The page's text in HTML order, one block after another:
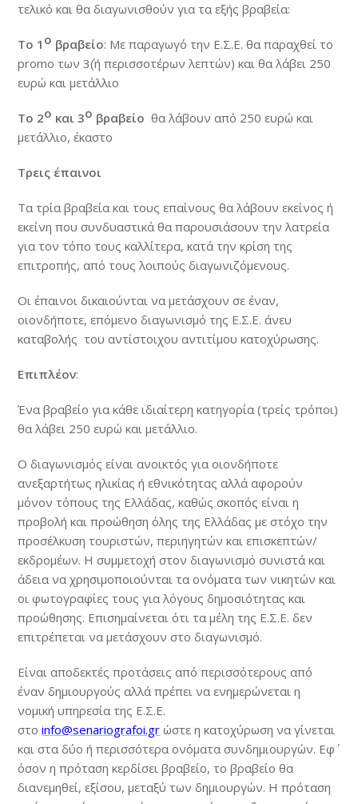
τελικό και θα διαγωνισθούν για τα εξής βραβεία:
Το 1 ο βραβείο: Με παραγωγό την Ε.Σ.Ε. θα παραχθεί το
promo των 3΄(ή περισσοτέρων λεπτών) και θα λάβει 250
ευρώ και μετάλλιο
Το 2ο και 3ο βραβείο θα λάβουν από 250 ευρώ και
μετάλλιο, έκαστο
Τρεις έπαινοι
Τα τρία βραβεία και τους επαίνους θα λάβουν εκείνος ή
εκείνη που συνδυαστικά θα παρουσιάσουν την λατρεία
για τον τόπο τους καλλίτερα, κατά την κρίση της
επιτροπής, από τους λοιπούς διαγωνιζόμενους.
Οι έπαινοι δικαιούνται να μετάσχουν σε έναν,
οιονδήποτε, επόμενο διαγωνισμό της Ε.Σ.Ε. άνευ
καταβολής του αντίστοιχου αντιτίμου κατοχύρωσης.
Επιπλέον:
Ένα βραβείο για κάθε ιδιαίτερη κατηγορία (τρείς τρόποι)
θα λάβει 250 ευρώ και μετάλλιο.
Ο διαγωνισμός είναι ανοικτός για οιονδήποτε
ανεξαρτήτως ηλικίας ή εθνικότητας αλλά αφορούν
μόνον τόπους της Ελλάδας, καθώς σκοπός είναι η
προβολή και προώθηση όλης της Ελλάδας με στόχο την
προσέλκυση τουριστών, περιηγητών και επισκεπτών/
εκδρομέων. Η συμμετοχή στον διαγωνισμό συνιστά και
άδεια να χρησιμοποιούνται τα ονόματα των νικητών και
οι φωτογραφίες τους για λόγους δημοσιότητας και
προώθησης. Επισημαίνεται ότι τα μέλη της Ε.Σ.Ε. δεν
επιτρέπεται να μετάσχουν στο διαγωνισμό.
Είναι αποδεκτές προτάσεις από περισσότερους από
έναν δημιουργούς αλλά πρέπει να ενημερώνεται η
νομική υπηρεσία της Ε.Σ.Ε.
στοinfo@senariografoi.gr ώστε η κατοχύρωση να γίνεται
και στα δύο ή περισσότερα ονόματα συνδημιουργών. Εφ΄
όσον η πρόταση κερδίσει βραβείο, το βραβείο θα
διανεμηθεί, εξίσου, μεταξύ των δημιουργών. Η πρόταση